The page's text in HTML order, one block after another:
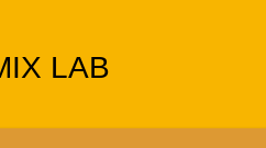
LAB